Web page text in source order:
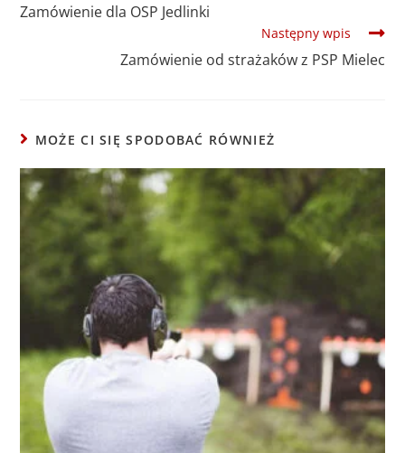
Zamówienie dla OSP Jedlinki
Następny wpis
Zamówienie od strażaków z PSP Mielec
MOŻE CI SIĘ SPODOBAĆ RÓWNIEŻ